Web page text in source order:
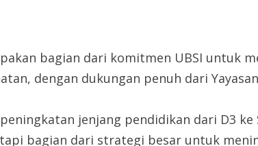
bagian dari komitmen UBSI untuk
dengan dukungan penuh dari
jenjang pendidikan dari D3
bagian dari strategi besar untuk